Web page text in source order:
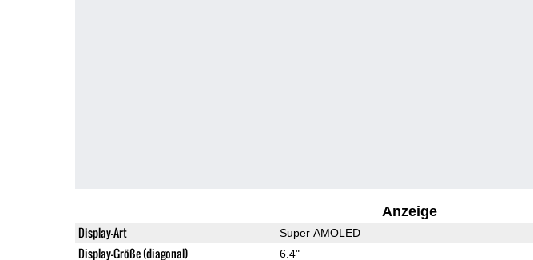
Anzeige
Display-Art Super AMOLED
Display-Größe (diagonal) 6.4"